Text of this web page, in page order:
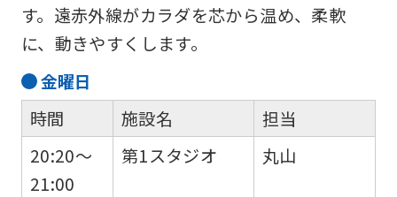
す。遠赤外線がカラダを芯から温め、柔軟
に、動きやすくします。
金曜日
時間
20:20～
21:00
施設名
第1スタジオ
担当
丸山